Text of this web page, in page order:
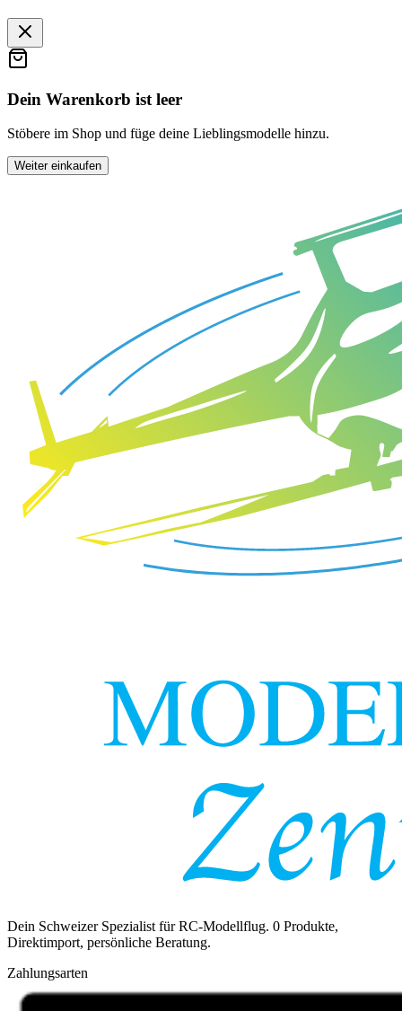
Dein Warenkorb ist leer
Stöbere im Shop und füge deine Lieblingsmodelle hinzu.
Weiter einkaufen
Dein Schweizer Spezialist für RC-Modellflug. 0 Produkte,
Direktimport, persönliche Beratung.
Zahlungsarten